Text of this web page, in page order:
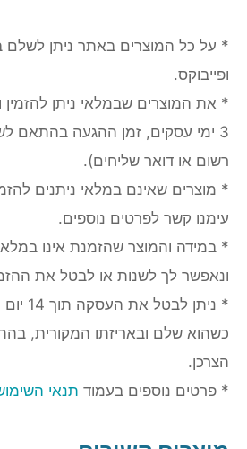
* על כל המוצרים באתר ניתן לשלם
ופייבוקס.
* את המוצרים שבמלאי ניתן להזמין
3 ימי עסקים, זמן ההגעה בהתאם
רשום או דואר שליחים).
* מוצרים שאינם במלאי ניתנים
עימנו קשר לפרטים נוספים.
* במידה והמוצר שהזמנת אינו
ונאפשר לך לשנות או לבטל את
* ניתן
כשהוא שלם ובאריזתו המקורית,
הצרכן.
* פרטים נוספים בעמוד תנאי